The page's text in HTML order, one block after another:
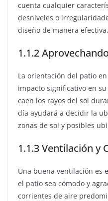
cuenta cualquier
desniveles o
diseño de manera efectiva.
1.1.2
La orientación del patio
impacto significativo en
caen los rayos del sol
día ayudará a decidir la
zonas de sol y posibles
1.1.3 Ventilación y
Una buena ventilación es
el patio sea cómodo y
corrientes de aire